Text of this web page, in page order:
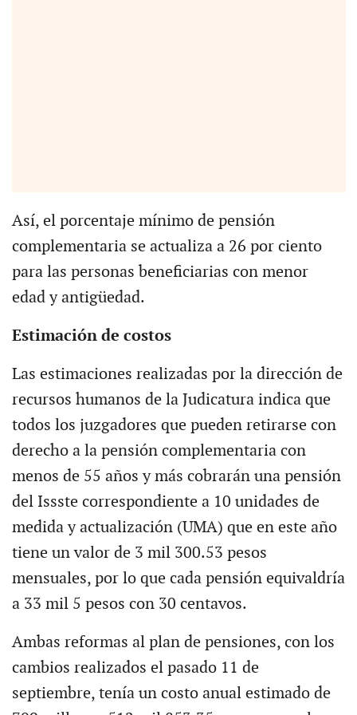
Así, el porcentaje mínimo de pensión
complementaria se actualiza a 26 por ciento
para las personas beneficiarias con menor
edad y antigüedad.
Estimación de costos
Las estimaciones realizadas por la dirección de
recursos humanos de la Judicatura indica que
todos los juzgadores que pueden retirarse con
derecho a la pensión complementaria con
menos de 55 años y más cobrarán una pensión
del Issste correspondiente a 10 unidades de
medida y actualización (UMA) que en este año
tiene un valor de 3 mil 300.53 pesos
mensuales, por lo que cada pensión equivaldría
a 33 mil 5 pesos con 30 centavos.
Ambas reformas al plan de pensiones, con los
cambios realizados el pasado 11 de
septiembre, tenía un costo anual estimado de